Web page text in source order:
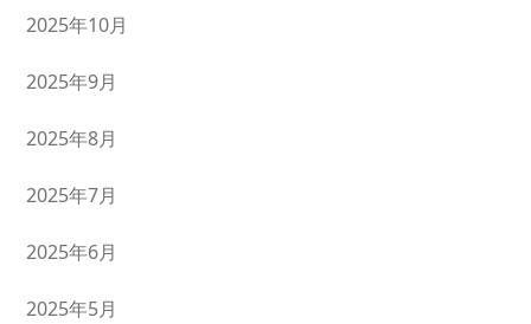
2025年10月
2025年9月
2025年8月
2025年7月
2025年6月
2025年5月